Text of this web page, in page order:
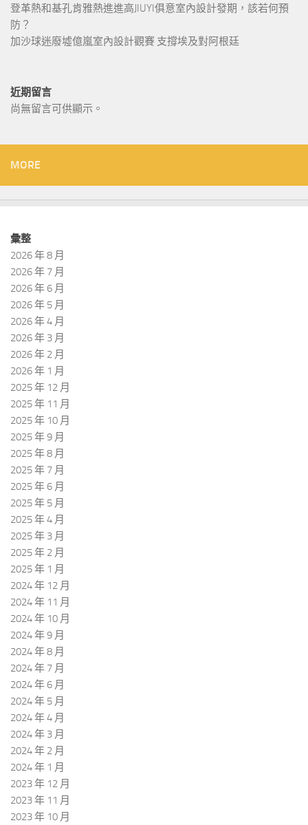
登革熱和基孔肯雅熱進進高JIUYI俱意室內設計發期，該若何預
防？
加沙球迷廢墟億嵐室內設計觀賽 支撐埃及對阿根廷
近期留言
尚無留言可供顯示。
MORE
彙整
2026 年 8 月
2026 年 7 月
2026 年 6 月
2026 年 5 月
2026 年 4 月
2026 年 3 月
2026 年 2 月
2026 年 1 月
2025 年 12 月
2025 年 11 月
2025 年 10 月
2025 年 9 月
2025 年 8 月
2025 年 7 月
2025 年 6 月
2025 年 5 月
2025 年 4 月
2025 年 3 月
2025 年 2 月
2025 年 1 月
2024 年 12 月
2024 年 11 月
2024 年 10 月
2024 年 9 月
2024 年 8 月
2024 年 7 月
2024 年 6 月
2024 年 5 月
2024 年 4 月
2024 年 3 月
2024 年 2 月
2024 年 1 月
2023 年 12 月
2023 年 11 月
2023 年 10 月